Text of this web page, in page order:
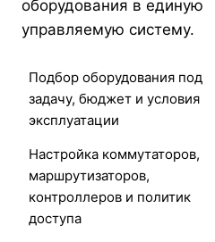
оборудования в единую
управляемую систему.
Подбор оборудования под
задачу, бюджет и условия
эксплуатации
Настройка коммутаторов,
маршрутизаторов,
контроллеров и политик
доступа